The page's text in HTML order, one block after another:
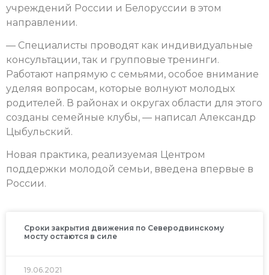
учреждений России и Белоруссии в этом
направлении.
— Специалисты проводят как индивидуальные
консультации, так и групповые тренинги.
Работают напрямую с семьями, особое внимание
уделяя вопросам, которые волнуют молодых
родителей. В районах и округах области для этого
созданы семейные клубы, — написал Александр
Цыбульский.
Новая практика, реализуемая Центром
поддержки молодой семьи, введена впервые в
России.
Сроки закрытия движения по Северодвинскому
мосту остаются в силе
19.06.2021